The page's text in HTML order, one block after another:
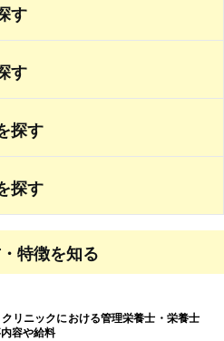
す
す
探す
探す
特徴を知る
リニックにおける管理栄養士・栄養士
容や給料